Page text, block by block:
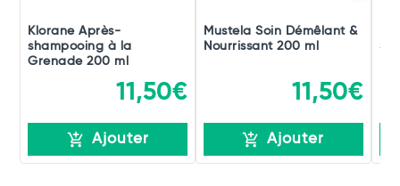
Klorane Après-
shampooing à la
Grenade 200 ml
11,50€
Ajouter
Mustela Soin Démêlant &
Nourrissant 200 ml
11,50€
Ajouter